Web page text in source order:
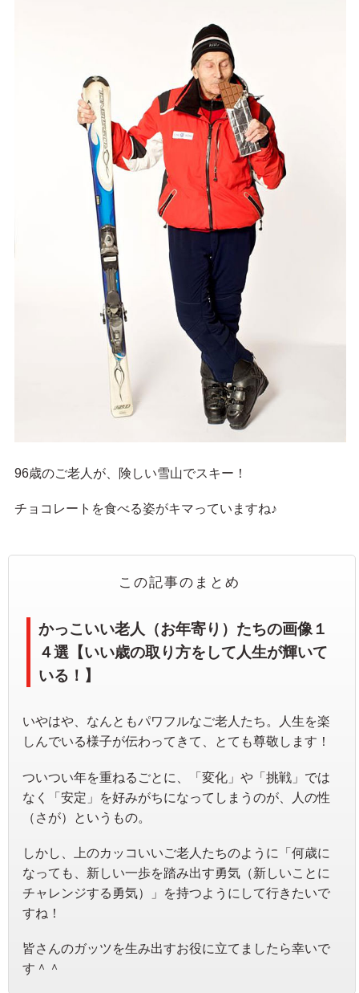
96歳のご老人が、険しい雪山でスキー！
チョコレートを食べる姿がキマっていますね♪
この記事のまとめ
かっこいい老人（お年寄り）たちの画像１
４選【いい歳の取り方をして人生が輝いて
いる！】
いやはや、なんともパワフルなご老人たち。人生を楽
しんでいる様子が伝わってきて、とても尊敬します！
ついつい年を重ねるごとに、「変化」や「挑戦」では
なく「安定」を好みがちになってしまうのが、人の性
（さが）というもの。
しかし、上のカッコいいご老人たちのように「何歳に
なっても、新しい一歩を踏み出す勇気（新しいことに
チャレンジする勇気）」を持つようにして行きたいで
すね！
皆さんのガッツを生み出すお役に立てましたら幸いで
す＾＾